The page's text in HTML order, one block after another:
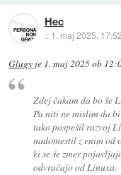
Hec
:: 1. maj 2025, 17:52
Glugy je 1. maj 2025 ob
Zdej čakam da bo še
Pa niti ne mislim da
tako pospešil razvoj
nadomestil z enim od
ki se še zmer
odvračajo od Linuxa.